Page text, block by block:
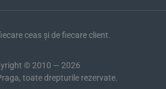
ceas și de fiecare client.
© 2010 — 2026
toate drepturile rezervate.